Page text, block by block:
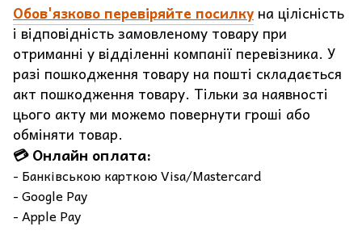
Обов'язково перевіряйте посилку на цілісність
і відповідність замовленому товару при
отриманні у відділенні компанії перевізника. У
разі пошкодження товару на пошті складається
акт пошкодження товару. Тільки за наявності
цього акту ми можемо повернути гроші або
обміняти товар.
💳 Онлайн оплата:
- Банківською карткою Visa/Mastercard
- Google Pay
- Apple Pay